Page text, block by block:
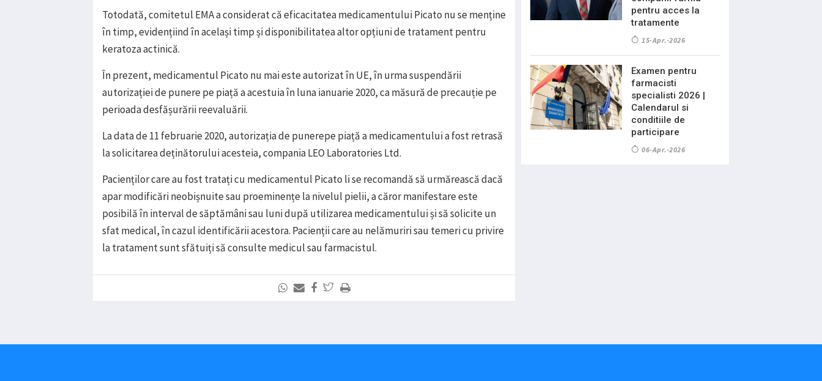
Totodată, comitetul EMA a considerat că eficacitatea medicamentului Picato nu se menține
în timp, evidențiind în același timp și disponibilitatea altor opțiuni de tratament pentru
keratoza actinică.
În prezent, medicamentul Picato nu mai este autorizat în UE, în urma suspendării
autorizației de punere pe piață a acestuia în luna ianuarie 2020, ca măsură de precauție pe
perioada desfășurării reevaluării.
La data de 11 februarie 2020, autorizația de punerepe piață a medicamentului a fost retrasă
la solicitarea deținătorului acesteia, compania LEO Laboratories Ltd.
Pacienților care au fost tratați cu medicamentul Picato li se recomandă să urmărească dacă
apar modificări neobișnuite sau proeminențe la nivelul pielii, a căror manifestare este
posibilă în interval de săptămâni sau luni după utilizarea medicamentului și să solicite un
sfat medical, în cazul identificării acestora. Pacienții care au nelămuriri sau temeri cu privire
la tratament sunt sfătuiți să consulte medicul sau farmacistul.
pentru acces la
tratamente
15-Apr.-2026
Examen pentru
farmacisti
specialisti 2026 |
Calendarul si
conditiile de
participare
06-Apr.-2026